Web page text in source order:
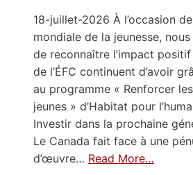
18-juillet-2026 À l’occasion
mondiale de la jeunesse, nous
de reconnaître l’impact
de l’ÉFC continuent d’avoir
au programme « Renforcer
jeunes » d’Habitat pour
Investir dans la prochaine
Le Canada fait face à une
d’œuvre… Read More…